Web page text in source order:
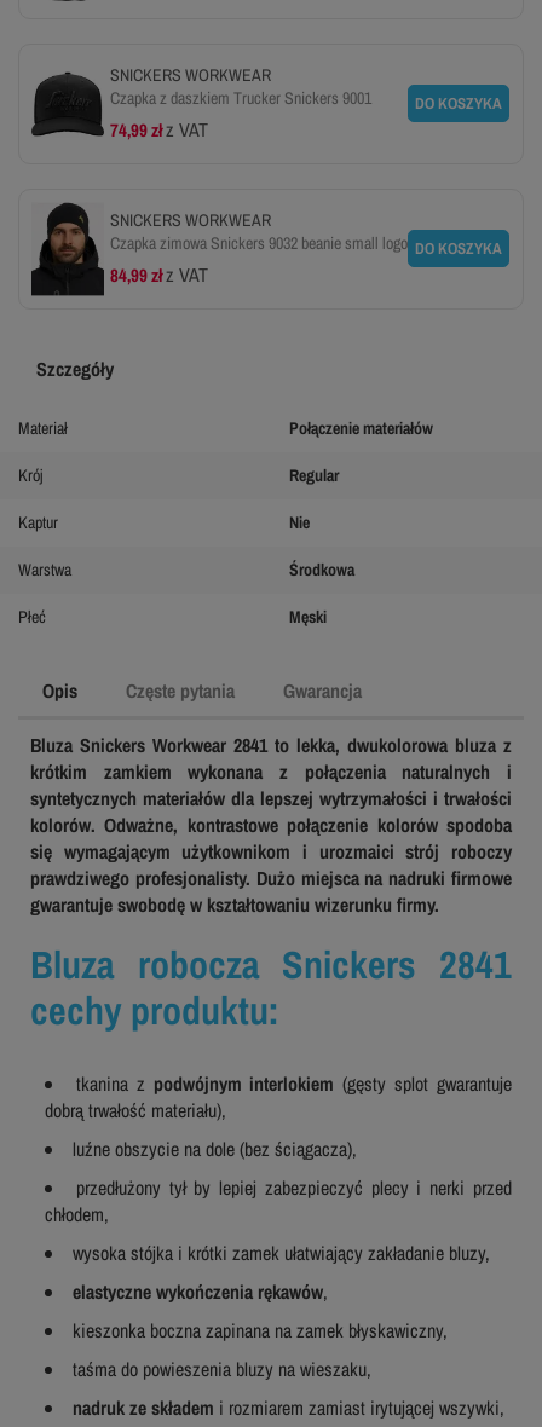
SNICKERS WORKWEAR
Czapka z daszkiem Trucker Snickers 9001
74,99 złz VAT
DO KOSZYKA
SNICKERS WORKWEAR
Czapka zimowa Snickers 9032 beanie small logo
84,99 złz VAT
DO KOSZYKA
Opis Częste pytania Gwarancja
Bluza Snickers Workwear 2841 to lekka, dwukolorowa bluza z
krótkim zamkiem wykonana z połączenia naturalnych i
syntetycznych materiałów dla lepszej wytrzymałości i trwałości
kolorów. Odważne, kontrastowe połączenie kolorów spodoba
się wymagającym użytkownikom i urozmaici strój roboczy
prawdziwego profesjonalisty. Dużo miejsca na nadruki firmowe
gwarantuje swobodę w kształtowaniu wizerunku firmy.
Bluza robocza Snickers 2841
cechy produktu:
tkanina z podwójnym interlokiem (gęsty splot gwarantuje
dobrą trwałość materiału),
luźne obszycie na dole (bez ściągacza),
przedłużony tył by lepiej zabezpieczyć plecy i nerki przed
chłodem,
wysoka stójka i krótki zamek ułatwiający zakładanie bluzy,
elastyczne wykończenia rękawów,
kieszonka boczna zapinana na zamek błyskawiczny,
taśma do powieszenia bluzy na wieszaku,
nadruk ze składem i rozmiarem zamiast irytującej wszywki,
Szczegóły
Materiał Połączenie materiałów
Krój Regular
Kaptur Nie
Warstwa Środkowa
Płeć Męski